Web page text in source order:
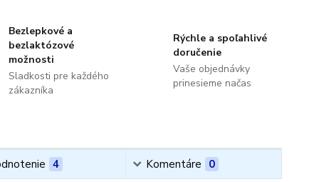
Bezlepkové a
bezlaktózové
možnosti
Sladkosti pre každého
zákazníka
Rýchle a spoľahlivé
doručenie
Vaše objednávky
prinesieme načas
4 Komentáre 0